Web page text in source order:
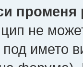
променя
не
под името